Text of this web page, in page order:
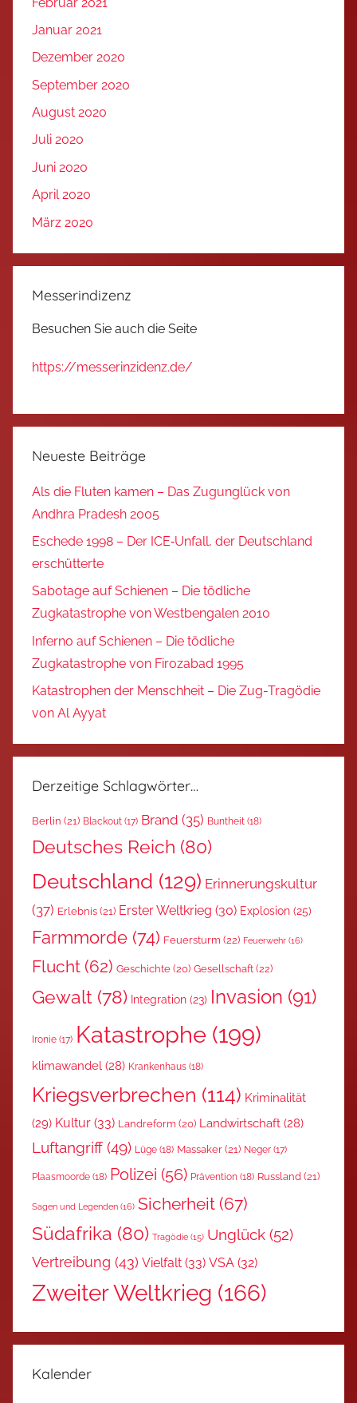
Januar 2021
Dezember 2020
September 2020
August 2020
Juli 2020
Juni 2020
April 2020
März 2020
Messerindizenz
Besuchen Sie auch die Seite
https://messerinzidenz.de/
Neueste Beiträge
Als die Fluten kamen – Das Zugunglück von
Andhra Pradesh 2005
Eschede 1998 – Der ICE‑Unfall, der Deutschland
erschütterte
Sabotage auf Schienen – Die tödliche
Zugkatastrophe von Westbengalen 2010
Inferno auf Schienen – Die tödliche
Zugkatastrophe von Firozabad 1995
Katastrophen der Menschheit – Die Zug-Tragödie
von Al Ayyat
Derzeitige Schlagwörter…
Berlin (21) Blackout (17) Brand (35) Buntheit (18)
Deutsches Reich (80)
Deutschland (129) Erinnerungskultur
(37) Erlebnis (21) Erster Weltkrieg (30) Explosion (25)
Farmmorde (74) Feuersturm (22) Feuerwehr (16)
Flucht (62) Geschichte (20) Gesellschaft(22)
Gewalt (78) Integration (23) Invasion (91)
Ironie (17) Katastrophe (199)
klimawandel (28) Krankenhaus (18)
Kriegsverbrechen (114) Kriminalität
(29) Kultur (33) Landreform (20) Landwirtschaft (28)
Luftangriff (49) Lüge (18) Massaker (21) Neger (17)
Plaasmoorde (18) Polizei (56) Prävention (18) Russland (21)
Sagen und Legenden (16) Sicherheit (67)
Südafrika (80) Tragödie (15) Unglück (52)
Vertreibung (43) Vielfalt (33) VSA (32)
Zweiter Weltkrieg (166)
Kalender